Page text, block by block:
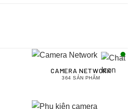
CAMERA NETWORK
364 SẢN PHẨM